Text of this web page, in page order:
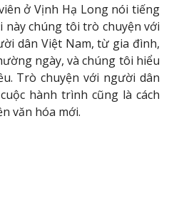
ở Vịnh Hạ Long nói tiếng
này chúng tôi trò chuyện với
dân Việt Nam, từ gia đình,
ngày, và chúng tôi hiểu
Trò chuyện với người dân
hành trình cũng là cách
văn hóa mới.